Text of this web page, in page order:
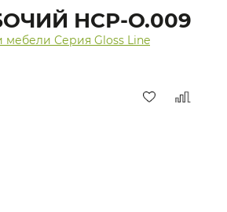
НСР-О.009
мебели Серия Gloss Line